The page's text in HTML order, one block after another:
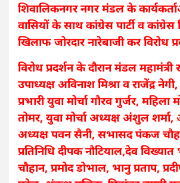
शिवालिकनगर नगर मंडल के
वासियों के साथ कांग्रेस पार्टी व
खिलाफ जोरदार नारेबाजी कर विरोध
विरोध प्रदर्शन के दौरान मंडल महामंत्री
उपाध्यक्ष अविनाश मिश्रा व राजेंद्र
प्रभारी युवा मोर्चा गौरव गुर्जर, महिला
तोमर, युवा मोर्चा अध्यक्ष अंशुल शर्मा,
अध्यक्ष पवन सैनी, सभासद पंकज
प्रतिनिधि दीपक नौटियाल,देव विख्यात
चौहान, प्रमोद डोभाल, भानु प्रताप,